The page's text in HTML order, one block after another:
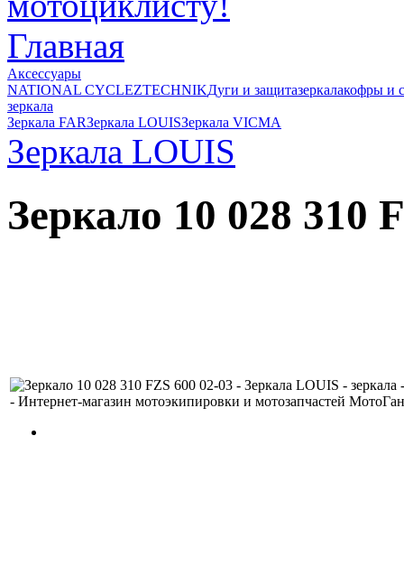
Главная
Аксессуары
NATIONAL CYCLEZTECHNIKДуги и защитазеркалакофры и
зеркала
Зеркала FARЗеркала LOUISЗеркала VICMA
Зеркала LOUIS
Зеркало 10 028 310